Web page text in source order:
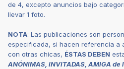
de 4, excepto anuncios bajo
llevar 1 foto.
NOTA: Las publicaciones son
especificada, si hacen referencia a
con otras chicas, ÉSTAS DEBEN
ANÓNIMAS, INVITADAS, AMIGA de